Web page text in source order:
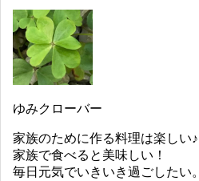
ゆみクローバー
家族のために作る料理は楽しい♪
家族で食べると美味しい！
毎日元気でいきいき過ごしたい。